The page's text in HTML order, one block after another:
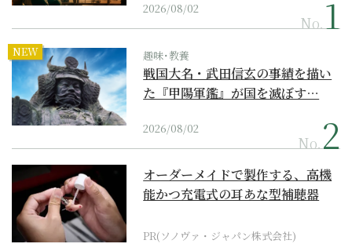
2026/08/02
No.
NEW 趣味･教養
戦国大名・武田信玄の事績を描い
た『甲陽軍鑑』が国を滅ぼす…
2026/08/02
No.
オーダーメイドで製作する、高機
能かつ充電式の耳あな型補聴器
PR(ソノヴァ・ジャパン株式会社)